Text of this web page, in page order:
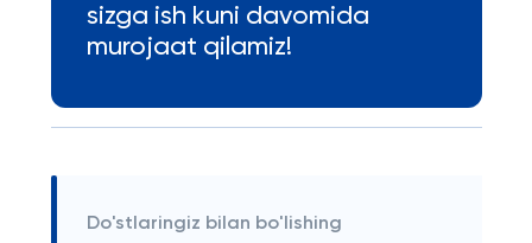
sizga ish kuni davomida
murojaat qilamiz!
Do'stlaringiz bilan bo'lishing